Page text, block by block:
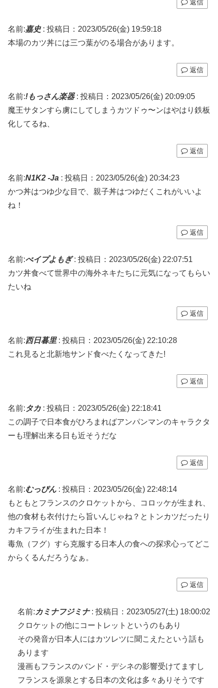
返信
名前:嘉史: 投稿日：2023/05/26(金) 19:59:18
本場のカツ丼には三つ葉がのる場合があります。
返信
名前:!もっさん楽器: 投稿日：2023/05/26(金) 20:09:05
魔王サタンすら虜にしてしまうカツドゥ〜ンはやはり鉄板
化してるね、
返信
名前:N1K2 -Ja : 投稿日：2023/05/26(金) 20:34:23
かつ丼はつゆ少な目で、親子丼はつゆだくこれがいいよ
ね！
返信
名前:べイプよもぎ: 投稿日：2023/05/26(金) 22:07:51
カツ丼食べて世界中の海外ネキたちに元気になってもらい
たいね
返信
名前:西日暮里: 投稿日：2023/05/26(金) 22:10:28
これ見ると北新地サンド食べたくなってきた!
返信
名前: タカ: 投稿日：2023/05/26(金) 22:18:41
この調子で日本食がひろまればアンパンマンのキャラクタ
ーも理解出来る日も近そうだな
返信
名前:むっぴん : 投稿日：2023/05/26(金) 22:48:14
もともとフランスのクロケットから、コロッケが生まれ、
他の食材も衣付けたら旨いんじゃね？とトンカツだったり
カキフライが生まれた日本！
毒魚（フグ）すら克服する日本人の食への探求心ってどこ
からくるんだろうなぁ。
返信
名前: カミナフジミナ: 投稿日：2023/05/27(土) 18:00:02
クロケットの他にコートレットというのもあり
その発音が日本人にはカツレツに聞こえたという話も
あります
漫画もフランスのバンド・デシネの影響受けてますし
フランスを源泉とする日本の文化は多々ありそうです